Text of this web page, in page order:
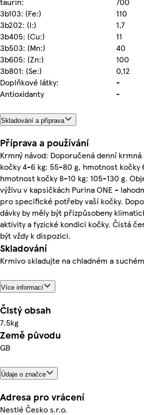
3b103: (Fe:)
110
3b202: (I:)
1,7
3b405: (Cu:)
11
3b503: (Mn:)
40
3b605: (Zn:)
100
3b801: (Se:)
0,12
Doplňkové látky:
-
Antioxidanty
-
Skladování a příprava
Příprava a používání
Krmný návod: Doporučená denní
kočky 4-6 kg: 55-80 g, hmotnost kočky
hmotnost kočky 8-10 kg: 105-130 g.
výživu v kapsičkách Purina ONE -
pro specifické potřeby vaší kočky.
dávky by měly být přizpůsobeny
aktivity a fyzické kondici kočky. Čistá
být vždy k dispozici.
Skladování
Krmivo skladujte na chladném a
Více informací
Čistý obsah
7.5kg
Země původu
GB
Údaje o značce
Adresa pro vrácení
Nestlé Česko s.r.o.